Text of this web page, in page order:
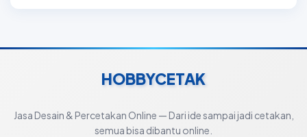
HOBBYCETAK
Jasa Desain & Percetakan Online — Dari ide sampai jadi cetakan,
semua bisa dibantu online.